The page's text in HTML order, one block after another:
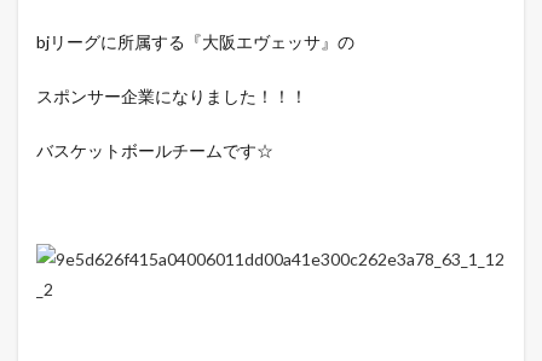
bjリーグに所属する『大阪エヴェッサ』の
スポンサー企業になりました！！！
バスケットボールチームです☆